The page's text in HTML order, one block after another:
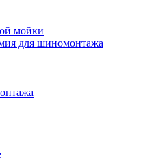
мойки
для шиномонтажа